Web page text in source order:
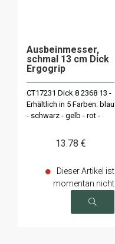
Ausbeinmesser,
schmal 13 cm Dick
Ergogrip
CT17231 Dick 8 2368 13 -
Erhältlich in 5 Farben: blau
- schwarz - gelb - rot -
13.78 €
Dieser Artikel ist
momentan nicht
verfügbar